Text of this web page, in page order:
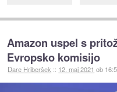
Amazon uspel s
Evropsko komisijo
Dare Hriberšek :: 12. maj 2021 ob